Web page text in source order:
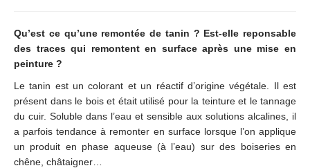
Qu’est ce qu’une remontée de tanin ? Est-elle reponsable
des traces qui remontent en surface après une mise en
peinture ?
Le tanin est un colorant et un réactif d’origine végétale. Il est
présent dans le bois et était utilisé pour la teinture et le tannage
du cuir. Soluble dans l’eau et sensible aux solutions alcalines, il
a parfois tendance à remonter en surface lorsque l’on applique
un produit en phase aqueuse (à l’eau) sur des boiseries en
chêne, châtaigner…